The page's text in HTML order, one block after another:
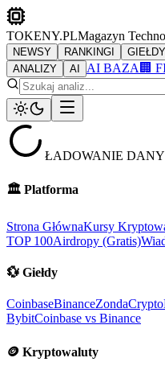
TOKENY.PLMagazyn
NEWSY RANKINGI GIEŁDY
ANALIZY
AI AI BAZA 🏢
ŁADOWANIE
🏛️ Platforma
Strona GłównaKursy
TOP 100Airdropy (Gratis)
💱 Giełdy
CoinbaseBinanceZondaCrypto
BybitCoinbase vs Binance
🪙 Kryptowaluty